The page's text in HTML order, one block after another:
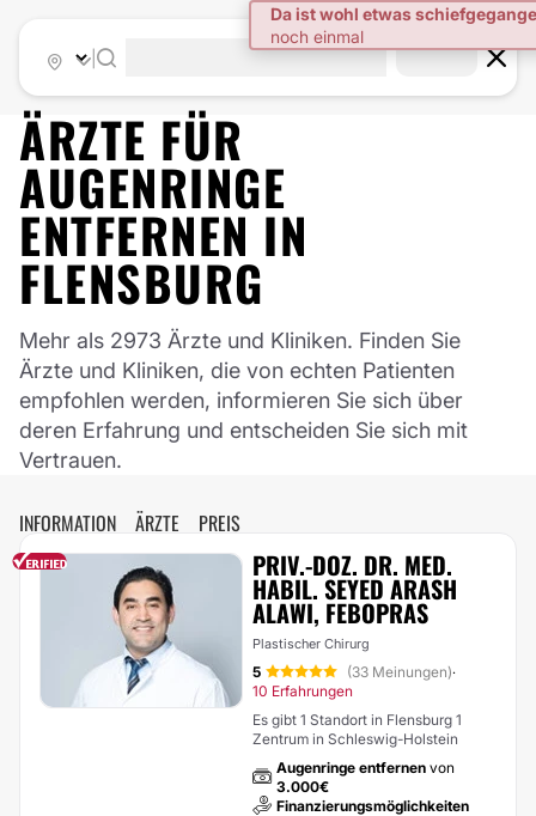
ÄRZTE FÜR
AUGENRINGE
ENTFERNEN IN
FLENSBURG
Mehr als 2973 Ärzte und Kliniken. Finden Sie
Ärzte und Kliniken, die von echten Patienten
empfohlen werden, informieren Sie sich über
deren Erfahrung und entscheiden Sie sich mit
Vertrauen.
INFORMATION ÄRZTE PREIS
PRIV.-DOZ. DR. MED.
HABIL. SEYED ARASH
ALAWI, FEBOPRAS
Plastischer Chirurg
5 (33 Meinungen)·
10 Erfahrungen
Es gibt 1 Standort in Flensburg 1
Zentrum in Schleswig-Holstein
Augenringe entfernen von
3.000€
Finanzierungsmöglichkeiten